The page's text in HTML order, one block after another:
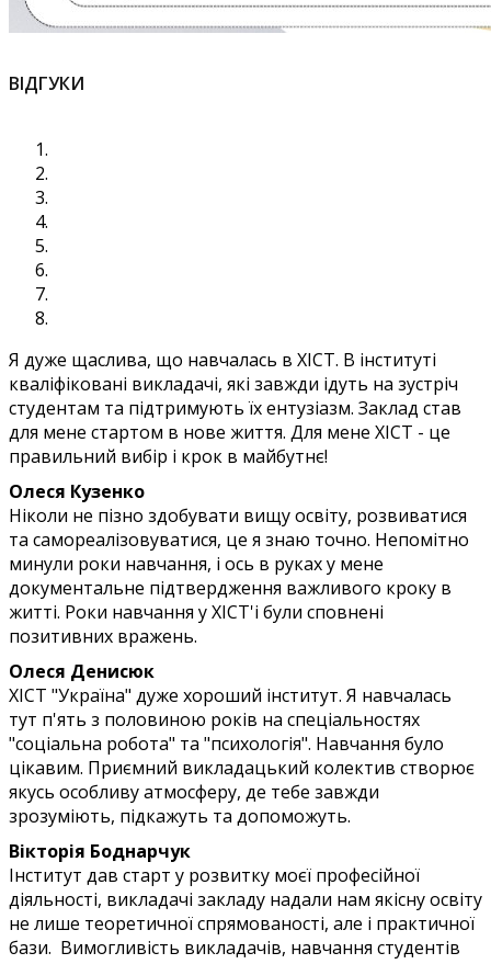
ВІДГУКИ
Я дуже щаслива, що навчалась в ХІСТ. В інституті
кваліфіковані викладачі, які завжди ідуть на зустріч
студентам та підтримують їх ентузіазм. Заклад став
для мене стартом в нове життя. Для мене ХІСТ - це
правильний вибір і крок в майбутнє!
Олеся Кузенко
Ніколи не пізно здобувати вищу освіту, розвиватися
та самореалізовуватися, це я знаю точно. Непомітно
минули роки навчання, і ось в руках у мене
документальне підтвердження важливого кроку в
житті. Роки навчання у ХІСТ'і були сповнені
позитивних вражень.
Олеся Денисюк
ХІСТ "Україна" дуже хороший інститут. Я навчалась
тут п'ять з половиною років на спеціальностях
"соціальна робота" та "психологія". Навчання було
цікавим. Приємний викладацький колектив створює
якусь особливу атмосферу, де тебе завжди
зрозуміють, підкажуть та допоможуть.
Вікторія Боднарчук
Інститут дав старт у розвитку моєї професійної
діяльності, викладачі закладу надали нам якісну освіту
не лише теоретичної спрямованості, але і практичної
бази. Вимогливість викладачів, навчання студентів